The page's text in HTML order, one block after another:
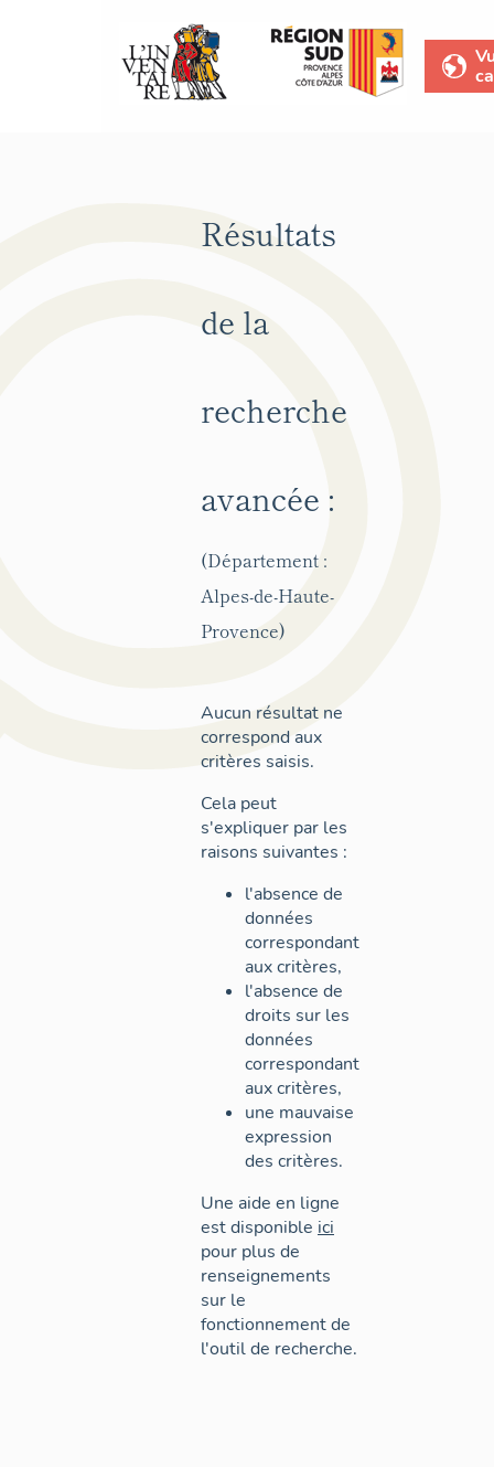
Résultats
de la
recherche
avancée :
(Département :
Alpes-de-Haute-
Provence)
Aucun résultat ne
correspond aux
critères saisis.
Cela peut
s'expliquer par les
raisons suivantes :
l'absence de
données
correspondant
aux critères,
l'absence de
droits sur les
données
correspondant
aux critères,
une mauvaise
expression
des critères.
Une aide en ligne
est disponible ici
pour plus de
renseignements
sur le
fonctionnement de
l'outil de recherche.